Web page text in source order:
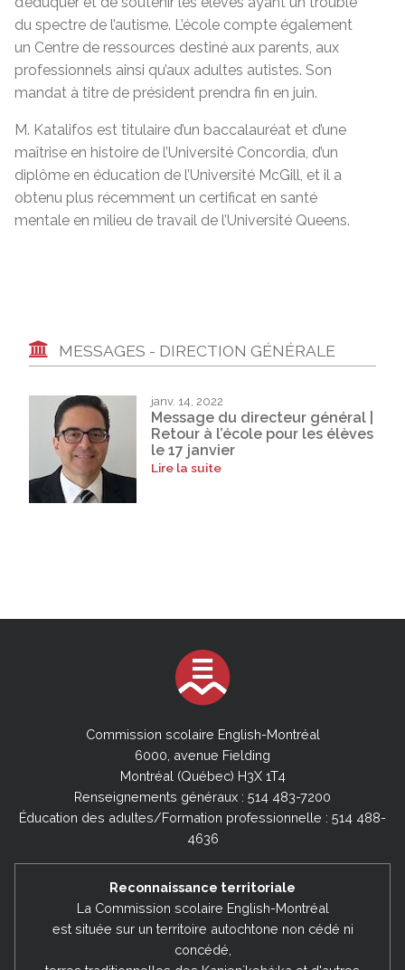
du spectre de l’autisme. L’école compte également
un Centre de ressources destiné aux parents, aux
professionnels ainsi qu’aux adultes autistes. Son
mandat à titre de président prendra fin en juin.
M. Katalifos est titulaire d’un baccalauréat et d’une
maîtrise en histoire de l’Université Concordia, d’un
diplôme en éducation de l’Université McGill, et il a
obtenu plus récemment un certificat en santé
mentale en milieu de travail de l’Université Queens.
MESSAGES - DIRECTION GÉNÉRALE
janv. 14, 2022
Message du directeur général |
Retour à l’école pour les élèves
le 17 janvier
Lire la suite
Commission scolaire English-Montréal
6000, avenue Fielding
Montréal (Québec) H3X 1T4
Renseignements généraux : 514 483-7200
Éducation des adultes/Formation professionnelle : 514 488-
4636
Reconnaissance territoriale
La Commission scolaire English-Montréal
est située sur un territoire autochtone non cédé ni
concédé,